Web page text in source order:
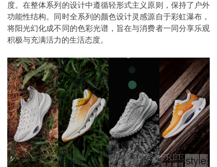
度。在整体系列的设计中遵循轻形式主义原则，保持了户外
功能性结构。同时全系列的颜色设计灵感源自于彩虹瀑布，
将阳光幻化成不同的色彩光谱，旨在与消费者一同分享乐观
积极与充满活力的生活态度。